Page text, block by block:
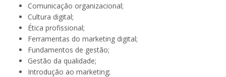
Comunicação organizacional;
Cultura digital;
Ética profissional;
Ferramentas do marketing digital;
Fundamentos de gestão;
Gestão da qualidade;
Introdução ao marketing;